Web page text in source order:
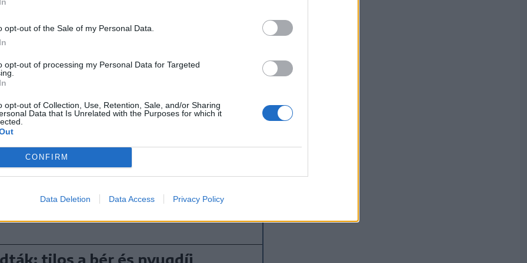
opt-out of the Sale of my Personal Data.
opt-out of processing my Personal Data for Targeted
opt-out of Collection, Use, Retention, Sale, and/or Sharing
Data that Is Unrelated with the Purposes for which it
CONFIRM
Data Deletion Data Access Privacy Policy
reformokat? A válasz nyilvánvalóan: nem.
reformokat, fontos, hogy
legyen.
biztosítja a megválaszthatóságot, és vannak
ha mi ellentétes szöveggel
alkotmányellenes lenne. Tanúi lehettünk
később alkotmányellenesnek
maradtak” – érvelt a munkaügyi
tilos a bér és nyugdíj